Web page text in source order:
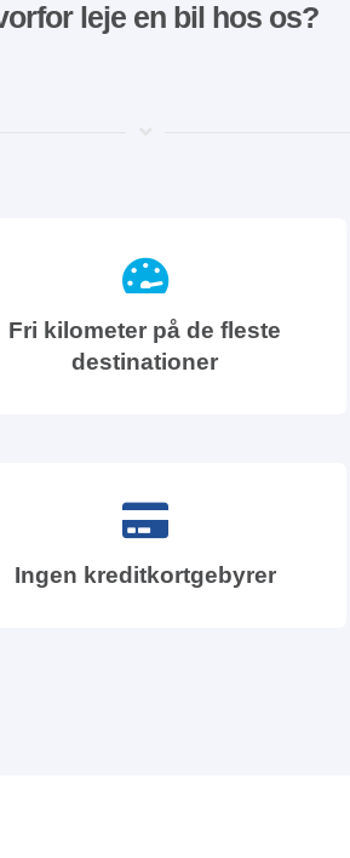
leje en bil hos os?
Fri kilometer på de fleste
destinationer
Ingen kreditkortgebyrer